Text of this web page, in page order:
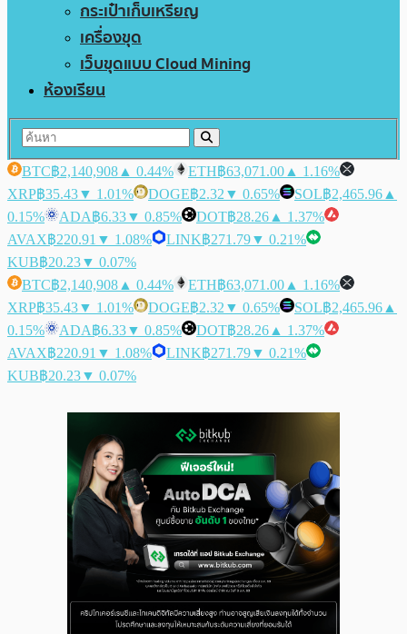
กระเป๋าเก็บเหรียญ
เครื่องขุด
เว็บขุดแบบ Cloud Mining
ห้องเรียน
BTC฿2,140,908 ▲ 0.44% ETH฿63,071.00 ▲ 1.16%
XRP฿35.43▼ 1.01% DOGE฿2.32 ▼ 0.65% SOL฿2,465.96 ▲
0.15%
ADA฿6.33▼ 0.85% DOT฿28.26 ▲ 1.37%
AVAX฿220.91 ▼ 1.08% LINK฿271.79▼ 0.21%
KUB฿20.23▼ 0.07%
BTC฿2,140,908 ▲ 0.44% ETH฿63,071.00 ▲ 1.16%
XRP฿35.43▼ 1.01% DOGE฿2.32 ▼ 0.65% SOL฿2,465.96 ▲
0.15%
ADA฿6.33▼ 0.85% DOT฿28.26 ▲ 1.37%
AVAX฿220.91 ▼ 1.08% LINK฿271.79▼ 0.21%
KUB฿20.23▼ 0.07%